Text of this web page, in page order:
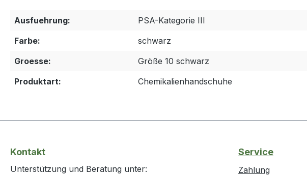
Ausfuehrung:
PSA-Kategorie III
Farbe:
schwarz
Groesse:
Größe 10 schwarz
Produktart:
Chemikalienhandschuhe
Kontakt
Unterstützung und Beratung unter:
Service
Zahlung